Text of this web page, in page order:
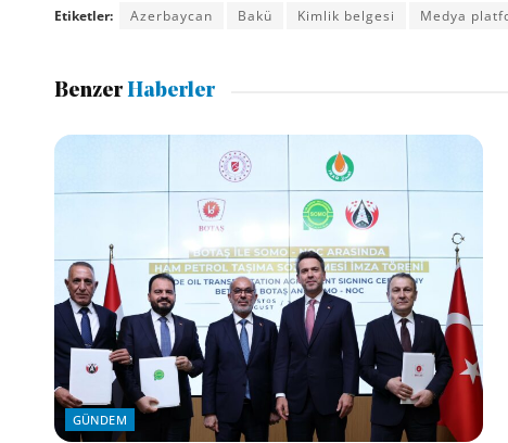
Etiketler: Azerbaycan Bakü Kimlik belgesi Medya
BenzerHaberler
GÜNDEM